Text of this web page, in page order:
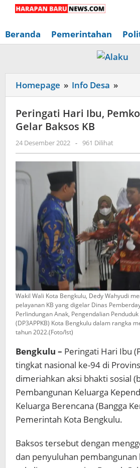
Lewati
konten
Beranda Pemerintahan
Homepage » Info Desa »
Hari
Ibu,
Peringati Hari Ibu,
Gelar Baksos KB
24 Desember 2022 oleh
Redaksi
Harapan
Baru
News
- 961 Dilihat
Wakil Wali Kota Bengkulu, Dedy Wahyudi
pelayanan KB yang digelar Dinas
Perlindungan Anak, Pengendalian
(DP3APPKB) Kota Bengkulu dalam rangka
tahun 2022.(Foto/Ist)
Bengkulu – Peringati Hari Ibu
tingkat nasional ke-94 di
dimeriahkan aksi bhakti sosial
Pembangunan Keluarga
Keluarga Berencana (Bangga
Pemerintah Kota Bengkulu.
Baksos tersebut dengan
dan penyuluhan